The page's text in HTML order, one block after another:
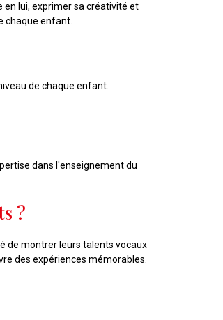
lui, exprimer sa créativité et
chaque enfant.
de chaque enfant.
dans l'enseignement du
?
de montrer leurs talents vocaux
des expériences mémorables.